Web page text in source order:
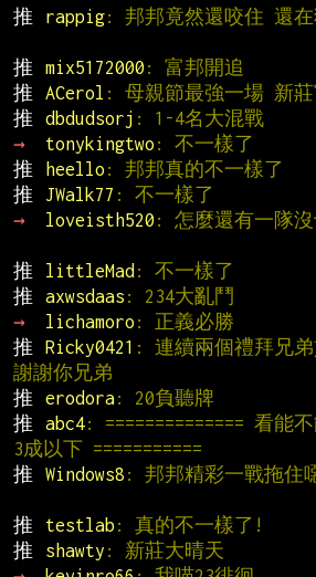
推
rappig: 邦邦竟然還咬住 還在
推
mix5172000 : 富邦開追
推
ACerol : 母親節最強一場 新莊
推
dbdudsorj : 1-4名大混戰
→
tonykingtwo : 不一樣了
推
heello : 邦邦真的不一樣了
推
JWalk77 : 不一樣了
→
loveisth520 : 怎麼還有一隊沒
推
littleMad : 不一樣了
推
axwsdaas : 234大亂鬥
→
lichamoro : 正義必勝
推
Ricky0421 : 連續兩個禮拜兄弟
謝謝你兄弟
推
erodora: 20負聽牌
推
abc4: ============== 看能
3成以下 ===========
推
Windows8 : 邦邦精彩一戰拖住
推
testlab : 真的不一樣了!
推
shawty : 新莊大晴天